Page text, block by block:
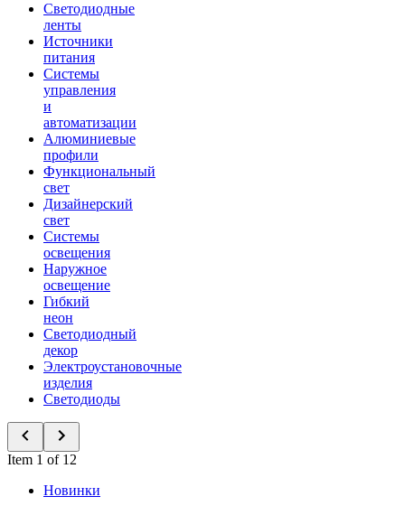
Светодиодные
ленты
Источники
питания
Системы
управления
и
автоматизации
Алюминиевые
профили
Функциональный
свет
Дизайнерский
свет
Системы
освещения
Наружное
освещение
Гибкий
неон
Светодиодный
декор
Электроустановочные
изделия
Светодиоды
Item 1 of 12
Новинки